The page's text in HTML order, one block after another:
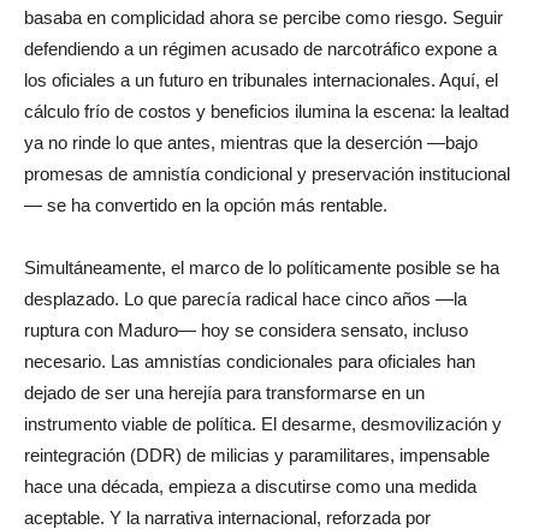
basaba en complicidad ahora se percibe como riesgo. Seguir
defendiendo a un régimen acusado de narcotráfico expone a
los oficiales a un futuro en tribunales internacionales. Aquí, el
cálculo frío de costos y beneficios ilumina la escena: la lealtad
ya no rinde lo que antes, mientras que la deserción —bajo
promesas de amnistía condicional y preservación institucional
— se ha convertido en la opción más rentable.
Simultáneamente, el marco de lo políticamente posible se ha
desplazado. Lo que parecía radical hace cinco años —la
ruptura con Maduro— hoy se considera sensato, incluso
necesario. Las amnistías condicionales para oficiales han
dejado de ser una herejía para transformarse en un
instrumento viable de política. El desarme, desmovilización y
reintegración (DDR) de milicias y paramilitares, impensable
hace una década, empieza a discutirse como una medida
aceptable. Y la narrativa internacional, reforzada por